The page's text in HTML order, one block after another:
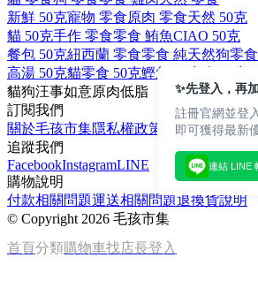
新鮮 50克寵物 零食原肉 零食天然 50克
貓 50克手作 零食零食 鮪魚CIAO 50克
餐包 50克紐西蘭 零食零食 純天然狗零
高湯 50克貓零食 50克鰹魚 50克
貓狗汪事如意原肉低脂
訂閱我們
關於毛孩市集隱私權政策
文章
追蹤我們
FacebookInstagramLINE
購物說明
付款相關問題運送相關問題退換貨說明
© Copyright 2026 毛孩市集
首頁分類購物車找店長登入
✨先登入，再
註冊官網並登
即可獲得最新
連結 LINE